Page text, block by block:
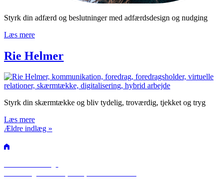
Styrk din adfærd og beslutninger med adfærdsdesign og nudging
Læs mere
Rie Helmer
Styrk din skærmtække og bliv tydelig, troværdig, tjekket og tryg
Læs mere
Ældre indlæg »